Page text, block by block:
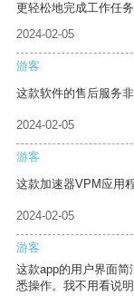
更轻松地完成工作任务
2024-02-05
游客
这款软件的售后服务
2024-02-05
游客
这款加速器VPM应用
2024-02-05
游客
这款app的用户界面
悉操作。我不用看说